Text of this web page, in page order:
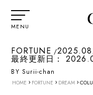
MENU
FORTUNE
最終更新日：
BY Surii-chan
HOME › FORTUNE › DREAM ›